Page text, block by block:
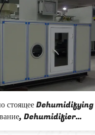
Дехумидифир 150Л/
увлажнителя
рефрижерации высокой